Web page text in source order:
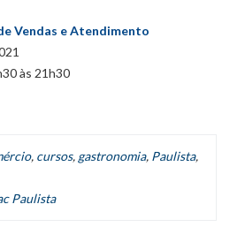
de Vendas e Atendimento
às 21h30
, cursos, gastronomia, Paulista,
Paulista